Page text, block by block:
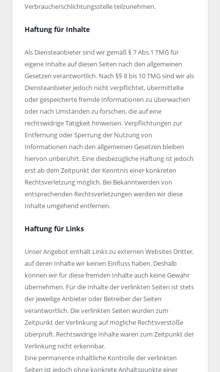
Verbraucherschlichtungsstelle teilzunehmen.
Haftung für Inhalte
Als Diensteanbieter sind wir gemäß § 7 Abs.1 TMG für
eigene Inhalte auf diesen Seiten nach den allgemeinen
Gesetzen verantwortlich. Nach §§ 8 bis 10 TMG sind wir als
Diensteanbieter jedoch nicht verpflichtet, übermittelte
oder gespeicherte fremde Informationen zu überwachen
oder nach Umständen zu forschen, die auf eine
rechtswidrige Tätigkeit hinweisen. Verpflichtungen zur
Entfernung oder Sperrung der Nutzung von
Informationen nach den allgemeinen Gesetzen bleiben
hiervon unberührt. Eine diesbezügliche Haftung ist jedoch
erst ab dem Zeitpunkt der Kenntnis einer konkreten
Rechtsverletzung möglich. Bei Bekanntwerden von
entsprechenden Rechtsverletzungen werden wir diese
Inhalte umgehend entfernen.
Haftung für Links
Unser Angebot enthält Links zu externen Websites Dritter,
auf deren Inhalte wir keinen Einfluss haben. Deshalb
können wir für diese fremden Inhalte auch keine Gewähr
übernehmen. Für die Inhalte der verlinkten Seiten ist stets
der jeweilige Anbieter oder Betreiber der Seiten
verantwortlich. Die verlinkten Seiten wurden zum
Zeitpunkt der Verlinkung auf mögliche Rechtsverstöße
überprüft. Rechtswidrige Inhalte waren zum Zeitpunkt der
Verlinkung nicht erkennbar.
Eine permanente inhaltliche Kontrolle der verlinkten
Seiten ist jedoch ohne konkrete Anhaltspunkte einer